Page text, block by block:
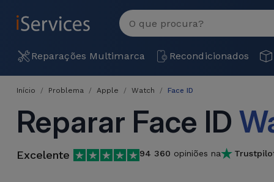
Reparações Multimarca Recondicionados
MENU
Reparações
Por
Avaria
iPhones
Recondicionados
Produtos
Ver
Início Problema Apple Watch Face ID
Reparar Face ID
Excelente 94 360 opiniões na